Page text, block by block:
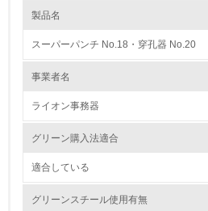
製品名
スーパーパンチ No.18・穿孔器 No.20
事業者名
ライオン事務器
グリーン購入法適合
適合している
グリーンスチール使用有無